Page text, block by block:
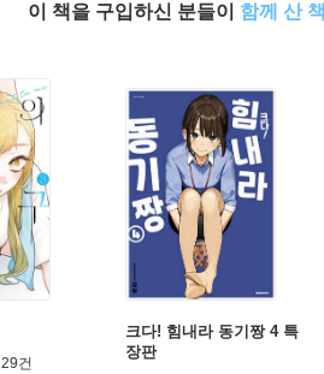
이 책을 구입하신 분들이 함께 산 책
29건
크다! 힘내라 동기짱 4 특
장판